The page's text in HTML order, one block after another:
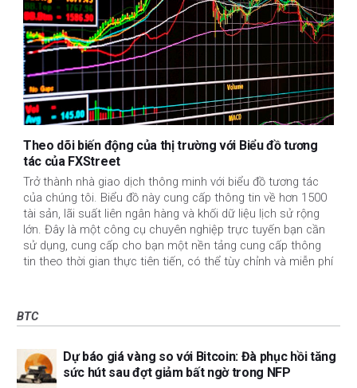
Theo dõi biến động của thị trường với Biểu đồ tương
tác của FXStreet
Trở thành nhà giao dịch thông minh với biểu đồ tương tác
của chúng tôi. Biểu đồ này cung cấp thông tin về hơn 1500
tài sản, lãi suất liên ngân hàng và khối dữ liệu lịch sử rộng
lớn. Đây là một công cụ chuyên nghiệp trực tuyến bạn cần
sử dụng, cung cấp cho bạn một nền tảng cung cấp thông
tin theo thời gian thực tiên tiến, có thể tùy chỉnh và miễn phí
BTC
Dự báo giá vàng so với Bitcoin: Đà phục hồi tăng
sức hút sau đợt giảm bất ngờ trong NFP